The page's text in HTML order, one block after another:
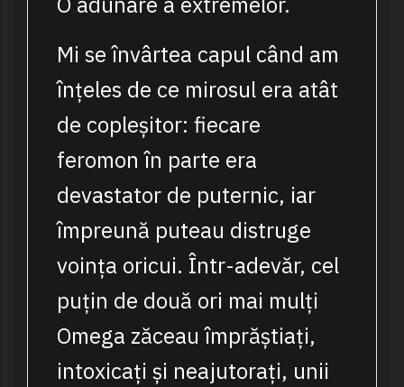
Mi se învârtea capul când am
înțeles de ce mirosul era atât
de copleșitor: fiecare
feromon în parte era
devastator de puternic, iar
împreună puteau distruge
voința oricui. Într-adevăr, cel
puțin de două ori mai mulți
Omega zăceau împrăștiați,
intoxicați și neajutorați, unii